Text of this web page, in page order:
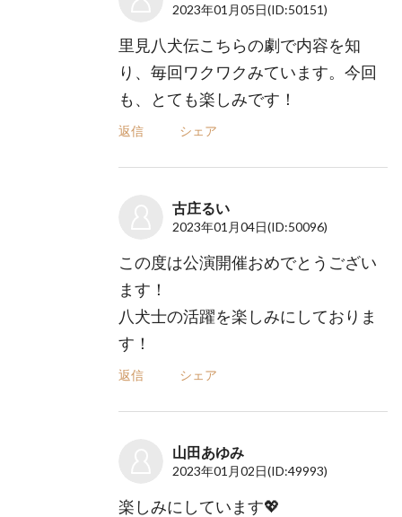
2023年01月05日(ID:50151)
里見八犬伝こちらの劇で内容を知
り、毎回ワクワクみています。今回
も、とても楽しみです！
返信 シェア
古庄るい
2023年01月04日(ID:50096)
この度は公演開催おめでとうござい
ます！
八犬士の活躍を楽しみにしておりま
す！
返信 シェア
山田あゆみ
2023年01月02日(ID:49993)
楽しみにしています💖